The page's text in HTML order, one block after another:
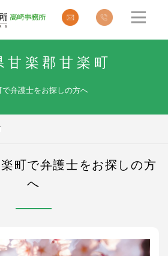
甘楽郡甘楽町
で弁護士をお探しの方へ
町で弁護士をお探しの方
へ